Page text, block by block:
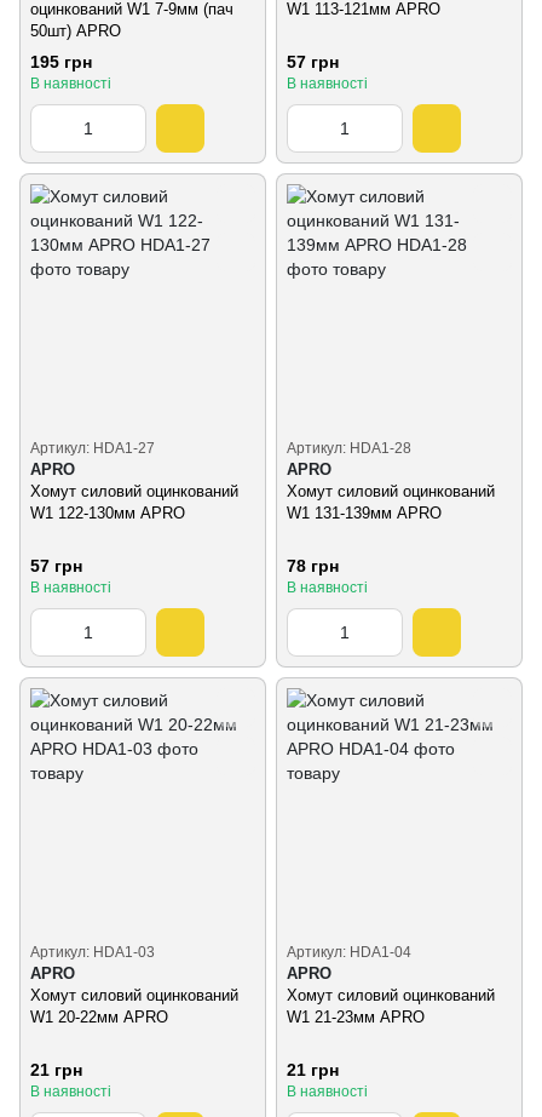
оцинкований W1 7-9мм (пач
50шт) APRO
195 грн
В наявності
W1 113-121мм APRO
57 грн
В наявності
Артикул: HDA1-27
APRO
Хомут силовий оцинкований
W1 122-130мм APRO
57 грн
В наявності
Артикул: HDA1-28
APRO
Хомут силовий оцинкований
W1 131-139мм APRO
78 грн
В наявності
Артикул: HDA1-03
APRO
Хомут силовий оцинкований
W1 20-22мм APRO
21 грн
В наявності
Артикул: HDA1-04
APRO
Хомут силовий оцинкований
W1 21-23мм APRO
21 грн
В наявності